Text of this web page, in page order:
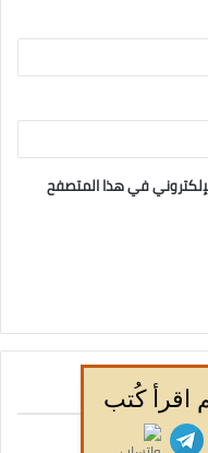
في هذا المتصفح
اقرأ كُتب